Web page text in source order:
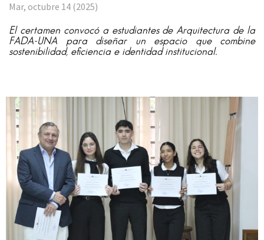
Mar, octubre 14 (2025)
El certamen convocó a estudiantes de Arquitectura de la
FADA-UNA para diseñar un espacio que combine
sostenibilidad, eficiencia e identidad institucional.